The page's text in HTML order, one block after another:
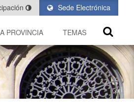
Sede Electrónica
PROVINCIA TEMAS